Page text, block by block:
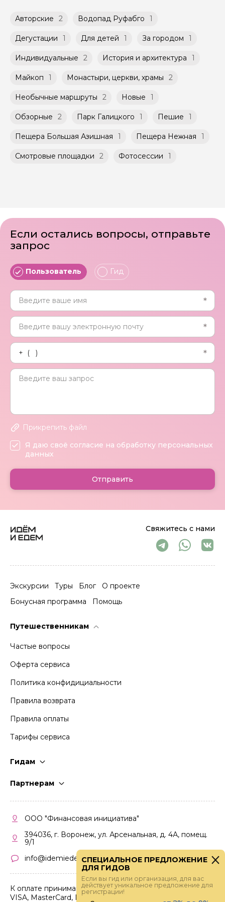
Оплата многодневного тура происходит
при наличии такой возможности,
заключенного между Организатором и
к Оферте Сервиса.
Способы оплаты на сайте: Картой
российского банка можно оплатить любую
расписанию, составленному гидом.
Помимо Вас, на групповой экскурсии могут
быть незнакомые для Вас люди.
Мини-группы проводятся на тех же
условиях, что и групповые, но с количество
не более 10 человек)
Авторские 2 Водопад Руфабго 1
Дегустации 1 Для детей 1 За городом 1
Индивидуальные 2 История и архитектура 1
Майкоп 1 Монастыри, церкви, храмы 2
Необычные маршруты 2 Новые 1
Обзорные 2 Парк Галицкого 1 Пешие 1
Пещера Большая Азишная 1 Пещера Нежная 1
Смотровые площадки 2 Фотосессии 1
Свяжитесь с нами
Экскурсии Туры Блог
О проекте
Бонусная программа
Помощь
Путешественникам
Частые вопросы
Оферта сервиса
Политика конфидициальности
Правила возврата
Правила оплаты
Тарифы сервиса
Гидам
Партнерам
Кабинет партнера
Правила участия
ООО "Финансовая инициатива"
394036, г. Воронеж, ул. Арсенальная, д. 4А, помещ.
9/1
info@idemiedem.ru
К оплате принимаются карты
VISA, MasterCard, МИР
Если остались вопросы, отправьте
запрос
Пользователь Гид
Прикрепить файл
Я даю своё согласие на обработку персональных
данных
Отправить
СПЕЦИАЛЬНОЕ ПРЕДЛОЖЕНИЕ
ДЛЯ ГИДОВ
Если вы гид или организация, для вас
действует уникальное предложение для
регистрации!